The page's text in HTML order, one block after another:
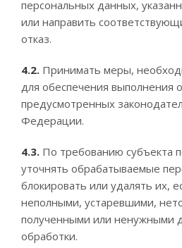
персональных данных,
или направить
отказ.
4.2. Принимать меры,
для обеспечения выполнения
предусмотренных
Федерации.
4.3. По требованию субъекта
уточнять обрабатываемые
блокировать или удалять их,
неполными, устаревшими,
полученными или ненужными
обработки.